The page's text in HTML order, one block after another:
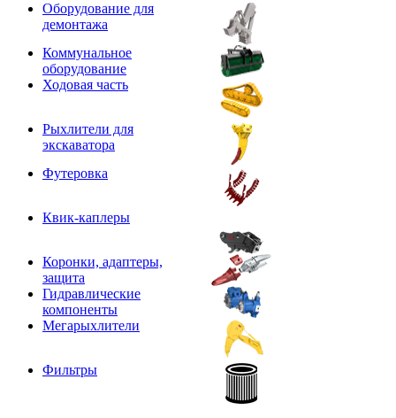
Оборудование для
демонтажа
Коммунальное
оборудование
Ходовая часть
Рыхлители для
экскаватора
Футеровка
Квик-каплеры
Коронки, адаптеры,
защита
Гидравлические
компоненты
Мегарыхлители
Фильтры